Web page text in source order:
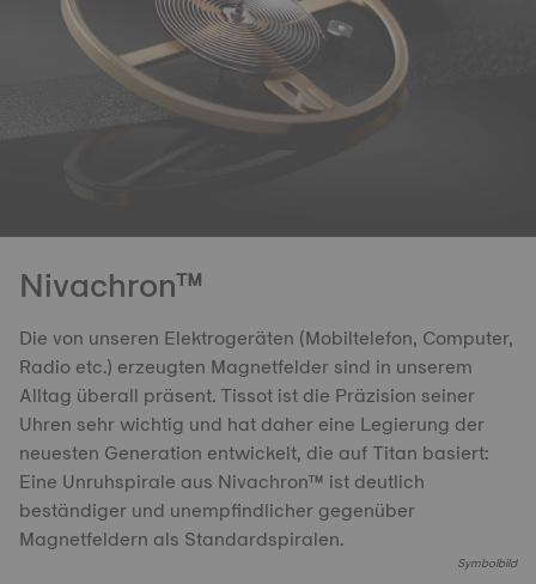
Nivachron™
Die von unseren Elektrogeräten (Mobiltelefon, Computer,
Radio etc.) erzeugten Magnetfelder sind in unserem
Alltag überall präsent. Tissot ist die Präzision seiner
Uhren sehr wichtig und hat daher eine Legierung der
neuesten Generation entwickelt, die auf Titan basiert:
Eine Unruhspirale aus Nivachron™ ist deutlich
beständiger und unempfindlicher gegenüber
Magnetfeldern als Standardspiralen.
Symbolbild